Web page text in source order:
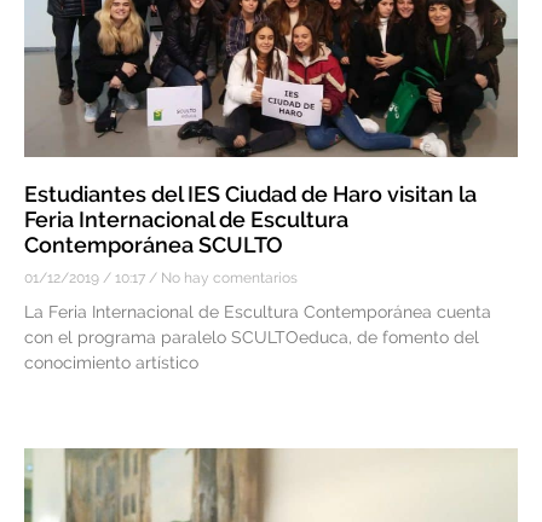
Estudiantes del IES Ciudad de Haro visitan la
Feria Internacional de Escultura
Contemporánea SCULTO
01/12/2019 10:17 No hay comentarios
La Feria Internacional de Escultura Contemporánea cuenta
con el programa paralelo SCULTOeduca, de fomento del
conocimiento artístico